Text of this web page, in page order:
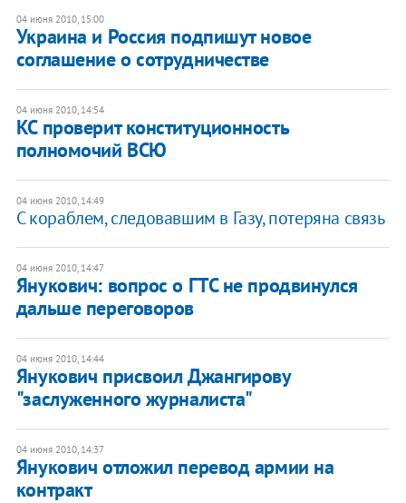
04 июня 2010, 15:00
Украина и Россия подпишут новое
соглашение о сотрудничестве
04 июня 2010, 14:54
КС проверит конституционность
полномочий ВСЮ
04 июня 2010, 14:49
С кораблем, следовавшим в Газу, потеряна связь
04 июня 2010, 14:47
Янукович: вопрос о ГТС не продвинулся
дальше переговоров
04 июня 2010, 14:44
Янукович присвоил Джангирову
"заслуженного журналиста"
04 июня 2010, 14:37
Янукович отложил перевод армии на
контракт